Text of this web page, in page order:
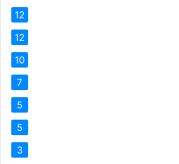
12
12
10
7
5
5
3